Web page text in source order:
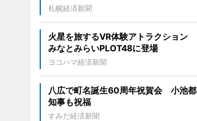
札幌経済新聞
火星を旅するVR体験アトラクション
みなとみらいPLOT48に登場
ヨコハマ経済新聞
八広で町名誕生60周年祝賀会 小池都
知事も祝福
すみだ経済新聞